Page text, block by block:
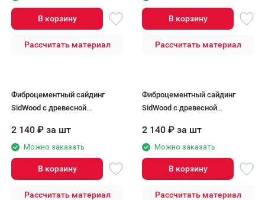
В корзину
Рассчитать материал
В корзину
Рассчитать материал
Фиброцементный сайдинг
SidWood с древесной
2 140 ₽ за шт
Можно заказать
В корзину
Рассчитать материал
Фиброцементный сайдинг
SidWood с древесной
2 140 ₽ за шт
Можно заказать
В корзину
Рассчитать материал